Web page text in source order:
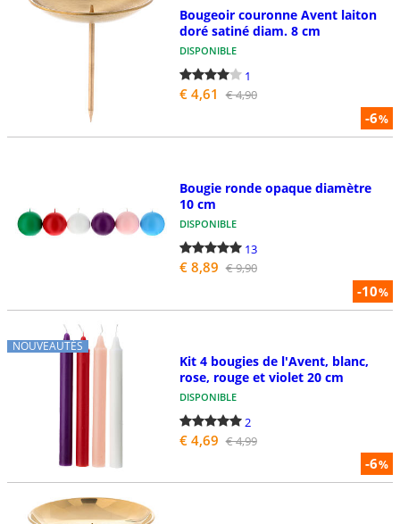
-6%
Bougeoir couronne Avent laiton
doré satiné diam. 8 cm
DISPONIBLE
1
€ 4,61 € 4,90
-10%
Bougie ronde opaque diamètre
10 cm
DISPONIBLE
13
€ 8,89 € 9,90
NOUVEAUTÉS
-6%
Kit 4 bougies de l'Avent, blanc,
rose, rouge et violet 20 cm
DISPONIBLE
2
€ 4,69 € 4,99